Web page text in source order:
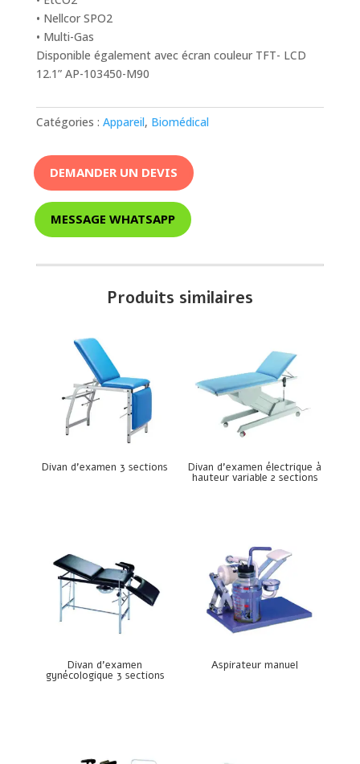
• Nellcor SPO2
• Multi-Gas
Disponible également avec écran couleur TFT- LCD
12.1” AP-103450-M90
Catégories : Appareil, Biomédical
DEMANDER UN DEVIS
MESSAGE WHATSAPP
Produits similaires
Divan d’examen 3 sections Divan d’examen électrique à
hauteur variable 2 sections
Divan d’examen
gynécologique 3 sections
Aspirateur manuel